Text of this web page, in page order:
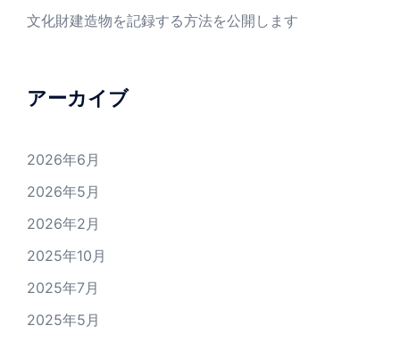
文化財建造物を記録する方法を公開します
アーカイブ
2026年6月
2026年5月
2026年2月
2025年10月
2025年7月
2025年5月